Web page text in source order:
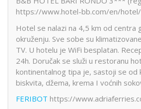
https://www.hotel-bb.com/en/hotel/
Hotel se nalazi na 4,5 km od centra
okruženju. Sve sobe su
TV. U hotelu je WiFi besplatan.
24h. Doručak se služi u restoranu
kontinentalnog tipa je, sastoji se od
biskvita, džema, krema I voćnih
FERIBOT https://